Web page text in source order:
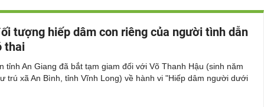
tượng hiếp dâm con riêng của người tình dẫn
thai
tỉnh An Giang đã bắt tạm giam đối với Võ Thanh Hậu (sinh năm
trú xã An Bình, tỉnh Vĩnh Long) về hành vi "Hiếp dâm người dưới